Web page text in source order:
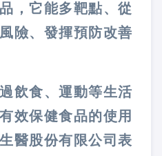
，它能多靶點、從
險、發揮預防改善
飲食、運動等生活
效保健食品的使用
醫股份有限公司表